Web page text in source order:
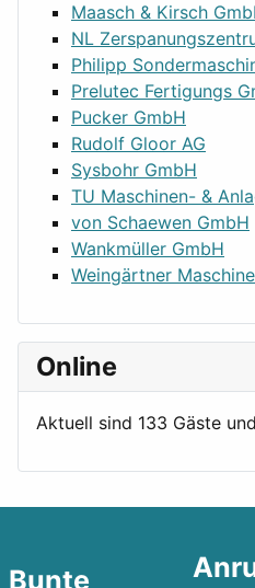
Maasch & Kirsch
NL
Philipp
Prelutec Fertigungs
Pucker GmbH
Rudolf Gloor AG
Sysbohr GmbH
TU Maschinen- &
von Schaewen GmbH
Wankmüller GmbH
Weingärtner
Online
Aktuell sind 133 Gäste
Bunte